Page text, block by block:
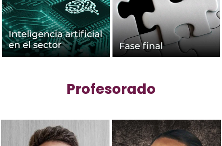
Profesorado